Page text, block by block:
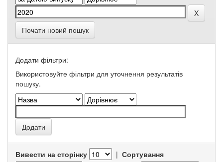
Почати новий пошук
Додати фільтри:
Використовуйте фільтри для уточнення результатів
пошуку.
Вивести на сторінку | Сортування